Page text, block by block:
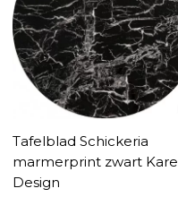
Tafelblad Schickeria
marmerprint zwart Kare
Design